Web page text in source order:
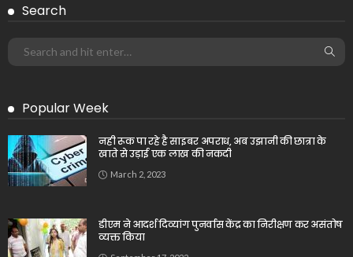
Search
Popular Week
नही रूक पा रहे है साइबर अपराध, अब उझानी की छात्रा के
खाते से उड़ाई एक लाख की नकदी
March 2, 2023
डीएम ने आदर्श दिव्यांग पुनर्वास केंद्र का निरीक्षण कर असंतोष
व्यक्त किया